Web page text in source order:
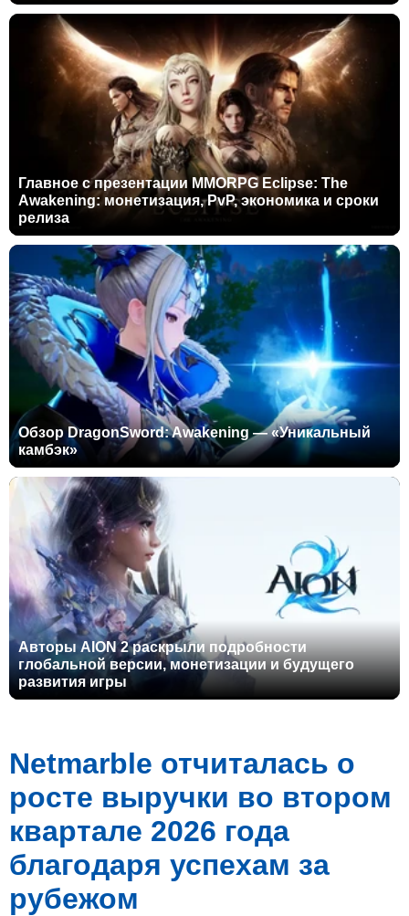
Главное с презентации MMORPG Eclipse: The
Awakening: монетизация, PvP, экономика и сроки
релиза
Обзор DragonSword: Awakening — «Уникальный
камбэк»
Авторы AION 2 раскрыли подробности
глобальной версии, монетизации и будущего
развития игры
Netmarble отчиталась о
росте выручки во втором
квартале 2026 года
благодаря успехам за
рубежом